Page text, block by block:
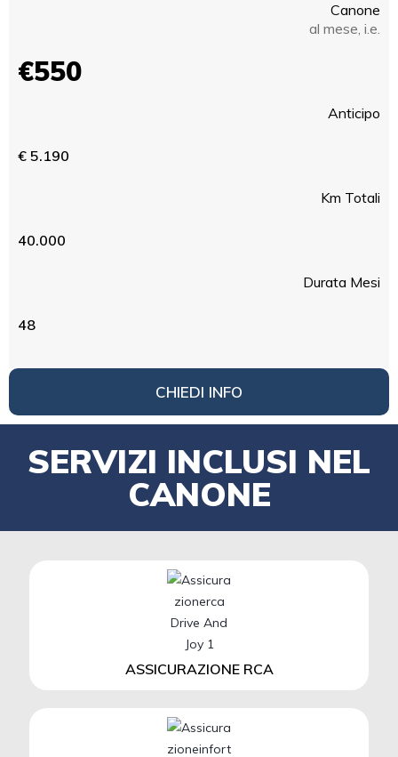
Canone
al mese, i.e.
€550
Anticipo
€ 5.190
Km Totali
40.000
Durata Mesi
48
CHIEDI INFO
SERVIZI INCLUSI NEL
CANONE
ASSICURAZIONE RCA